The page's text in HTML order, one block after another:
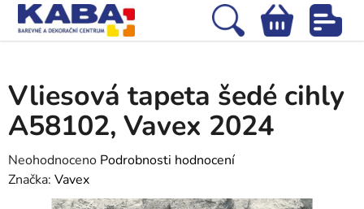
Přejít
obsah
Hledat
NÁKUPNÍ
Vliesová tapeta šedé cihly
A58102, Vavex 2024
Průměrné
hodnocení
produktu
Neohodnoceno Podrobnosti hodnocení
Značka: Vavex